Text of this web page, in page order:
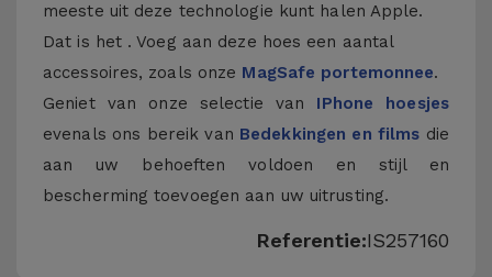
meeste uit deze technologie kunt halen Apple.
Dat is het . Voeg aan deze hoes een aantal
accessoires, zoals onze MagSafe portemonnee.
Geniet van onze selectie van IPhone hoesjes
evenals ons bereik van Bedekkingen en films die
aan uw behoeften voldoen en stijl en
bescherming toevoegen aan uw uitrusting.
Referentie:IS257160